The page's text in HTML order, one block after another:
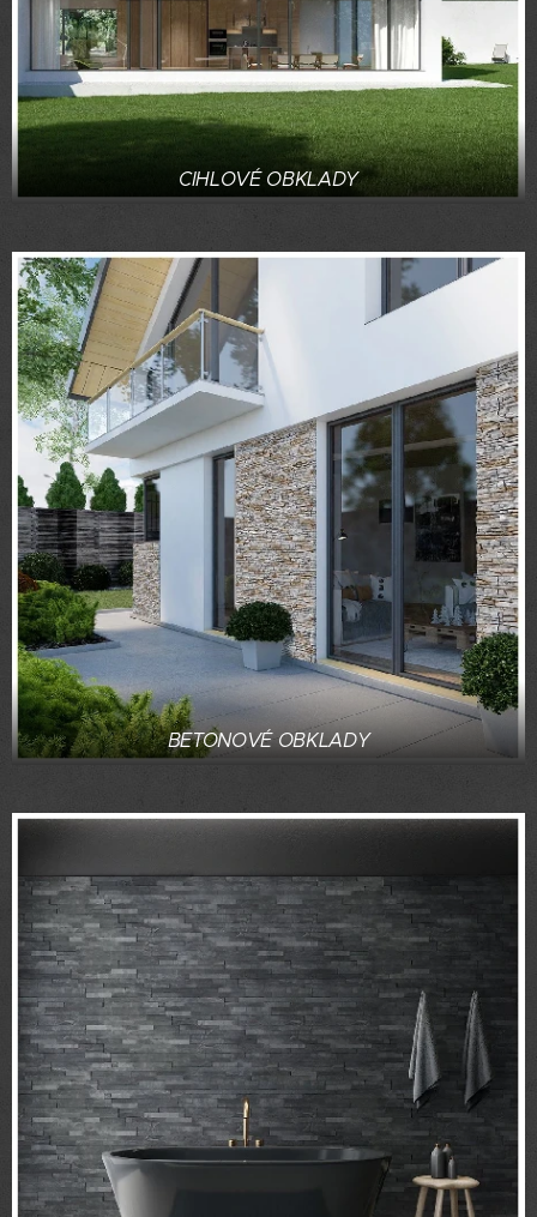
CIHLOVÉ OBKLADY
BETONOVÉ OBKLADY